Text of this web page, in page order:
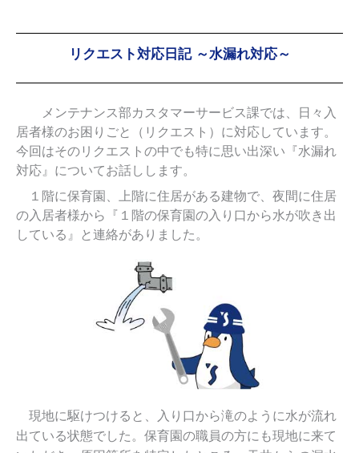
リクエスト対応日記 ～水漏れ対応～
メンテナンス部カスタマーサービス課では、日々入
居者様のお困りごと（リクエスト）に対応しています。
今回はそのリクエストの中でも特に思い出深い『水漏れ
対応』についてお話しします。
１階に保育園、上階に住居がある建物で、夜間に住居
の入居者様から『１階の保育園の入り口から水が吹き出
している』と連絡がありました。
現地に駆けつけると、入り口から滝のように水が流れ
出ている状態でした。保育園の職員の方にも現地に来て